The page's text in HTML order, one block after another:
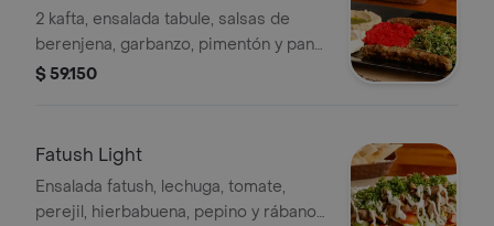
2 kafta, ensalada tabule, salsas de
berenjena, garbanzo, pimentón y pan
árabe
$ 59.150
Fatush Light
Ensalada fatush, lechuga, tomate,
perejil, hierbabuena, pepino y rábano,